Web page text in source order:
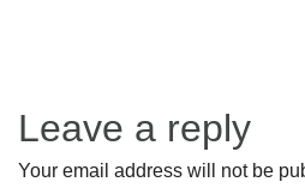
Leave a reply
Your email address will not be